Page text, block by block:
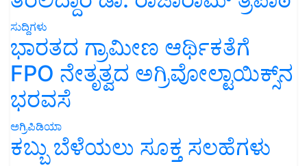
ಸುದ್ದಿಗಳು
ಭಾರತದ ಗ್ರಾಮೀಣ ಆರ್ಥಿಕತೆಗೆ
FPO ನೇತೃತ್ವದ ಅಗ್ರಿವೋಲ್ಟಾಯಿಕ್ಸ್‌ನ
ಭರವಸೆ
ಅಗ್ರಿಪಿಡಿಯಾ
ಕಬ್ಬು ಬೆಳೆಯಲು ಸೂಕ್ತ ಸಲಹೆಗಳು